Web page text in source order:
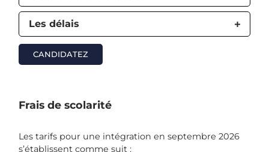
Les délais
CANDIDATEZ
Frais de scolarité
Les tarifs pour une intégration en septembre 2026
s’établissent comme suit :